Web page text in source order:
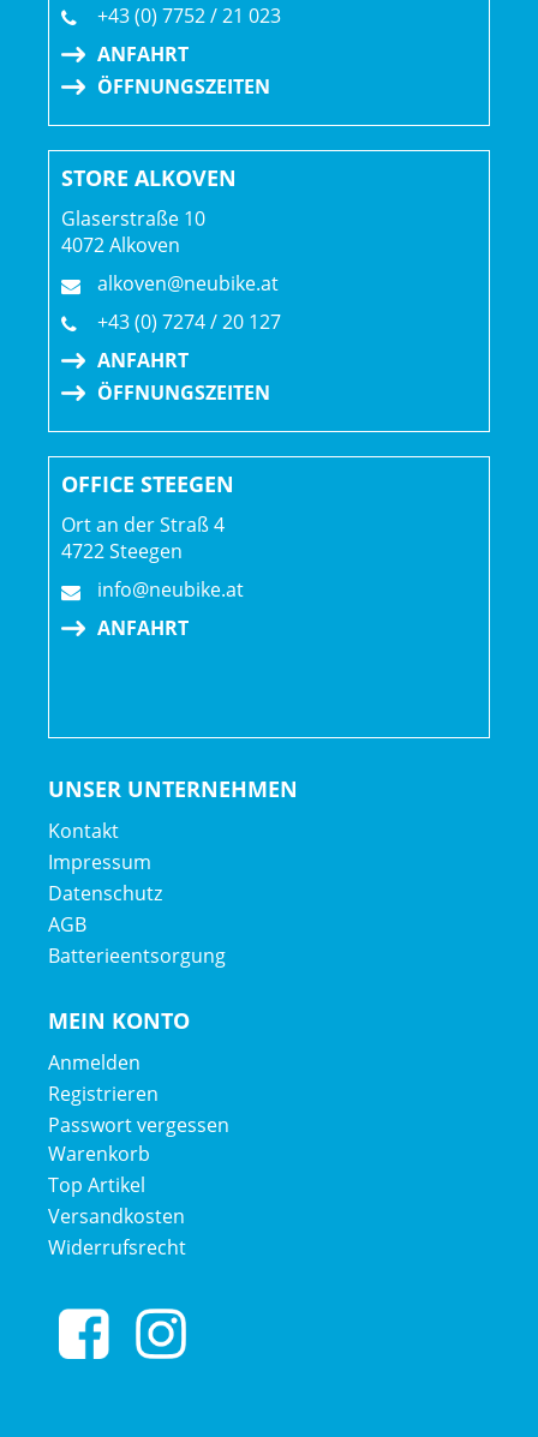
+43 (0) 7752 / 21 023
ANFAHRT
ÖFFNUNGSZEITEN
STORE ALKOVEN
Glaserstraße 10
4072 Alkoven
alkoven@neubike.at
+43 (0) 7274 / 20 127
ANFAHRT
ÖFFNUNGSZEITEN
OFFICE STEEGEN
Ort an der Straß 4
4722 Steegen
info@neubike.at
ANFAHRT
UNSER UNTERNEHMEN
Kontakt
Impressum
Datenschutz
AGB
Batterieentsorgung
MEIN KONTO
Anmelden
Registrieren
Passwort vergessen
Warenkorb
Top Artikel
Versandkosten
Widerrufsrecht